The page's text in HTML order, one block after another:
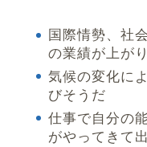
国際情勢、社
の業績が上が
気候の変化に
びそうだ
仕事で自分の
がやってきて